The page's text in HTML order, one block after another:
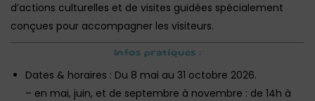
d’actions culturelles et de visites guidées spécialement
conçues pour accompagner les visiteurs.
Infos pratiques :
Dates & horaires : Du 8 mai au 31 octobre 2026.
– en mai, juin, et de septembre à novembre : de 14h à